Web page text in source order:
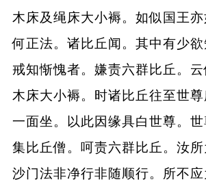
木床及绳床大小褥。如似国王
何正法。诸比丘闻。其中有少
戒知惭愧者。嫌责六群比丘。
木床大小褥。时诸比丘往至世
一面坐。以此因缘具白世尊。
集比丘僧。呵责六群比丘。汝
沙门法非净行非随顺行。所不